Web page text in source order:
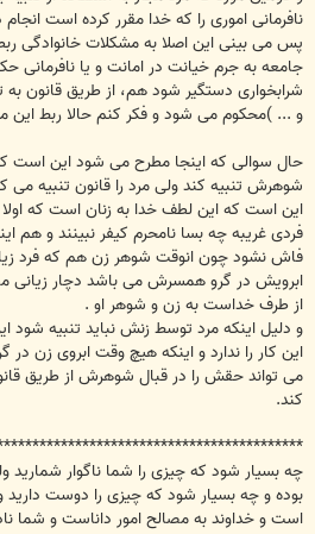
نافرمانی اموری را که خدا مقرر کرده است انجام
پس می بینی این اصلا به مشکلات خانوادگی
جامعه به جرم خیانت در امانت و یا نافرمانی
شرابخواری دستگیر شود هم، از طریق قانون
و ... )محکوم می شود و فکر کنم حالا ربط این
حال سوالی که اینجا مطرح می شود این است
شوهرش تنبیه کند ولی مرد را قانون تنبیه
این است که این لطف خدا به زنان است که
فردی غریبه چه بسا نامحرم کیفر نبینند و هم
فاش نشود چون انوقت شوهر زن هم که فرد
ابرویش در گرو همسرش می باشد دچار
از طرف خداست به زن و شوهر او .
و دلیل اینکه مرد توسط زنش نباید تنبیه شود
این کار را ندارد و اینکه هیچ وقت ابروی زن
می تواند حقش را در قبال شوهرش از طریق
کند.
چه بسیار شود که چیزی را شما ناگوار
بوده و چه بسیار شود که چیزی را دوست
است و خداوند به مصالح امور داناست و شما نادانید.